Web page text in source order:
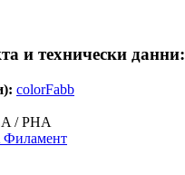
и технически данни:
colorFabb
/ PHA
Филамент